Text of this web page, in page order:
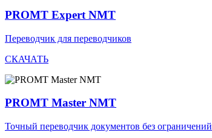
PROMT Expert NMT
Переводчик для переводчиков
СКАЧАТЬ
PROMT Master NMT
Точный переводчик документов без ограничений